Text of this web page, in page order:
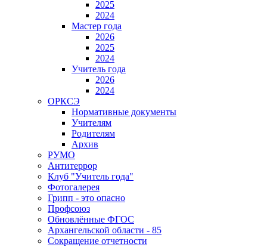
2025
2024
Мастер года
2026
2025
2024
Учитель года
2026
2024
ОРКСЭ
Нормативные документы
Учителям
Родителям
Архив
РУМО
Антитеррор
Клуб "Учитель года"
Фотогалерея
Грипп - это опасно
Профсоюз
Обновлённые ФГОС
Архангельской области - 85
Сокращение отчетности